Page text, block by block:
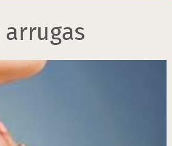
arrugas